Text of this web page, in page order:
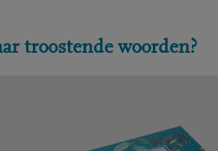
troostende woorden?